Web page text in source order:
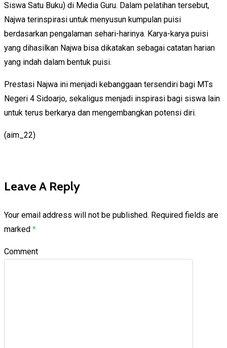
Siswa Satu Buku) di Media Guru. Dalam pelatihan tersebut,
Najwa terinspirasi untuk menyusun kumpulan puisi
berdasarkan pengalaman sehari-harinya. Karya-karya puisi
yang dihasilkan Najwa bisa dikatakan sebagai catatan harian
yang indah dalam bentuk puisi.
Prestasi Najwa ini menjadi kebanggaan tersendiri bagi MTs
Negeri 4 Sidoarjo, sekaligus menjadi inspirasi bagi siswa lain
untuk terus berkarya dan mengembangkan potensi diri.
(aim_22)
Leave A Reply
Your email address will not be published. Required fields are
marked *
Comment